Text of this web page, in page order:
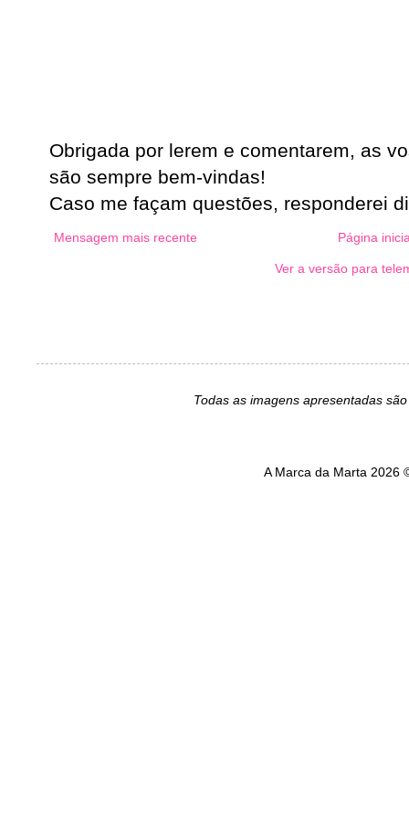
Obrigada por lerem e comentarem, as
são sempre bem-vindas!
Caso me façam questões, responderei
Mensagem mais recente Página
Ver a versão para
Todas as imagens apresentadas
A Marca da Marta 2026